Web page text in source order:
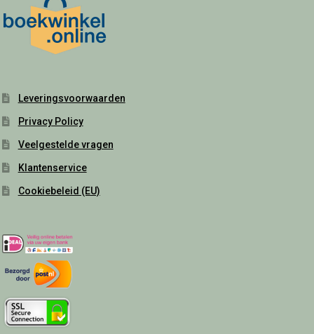
Leveringsvoorwaarden
Privacy Policy
Veelgestelde vragen
Klantenservice
Cookiebeleid (EU)